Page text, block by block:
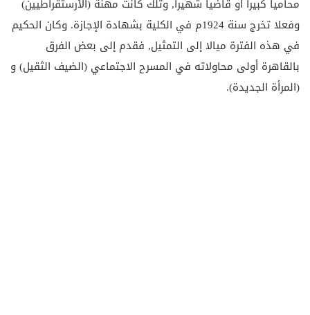
وفعلا تخرج سنة 1924م في الكلية بشهادة الإجازة. وكان الحكيم
في هذه الفترة ميالا إلى التمثيل, فقدم إلى بعض الفرق
بالقاهرة أولى محاولاته في المسرح الاجتماعي (الضيف الثقيل) و
(المرأة الجديدة).